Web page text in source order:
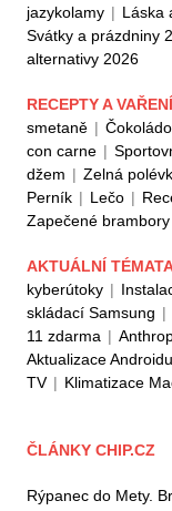
jazykolamy | Láska
Svátky a prázdniny
alternativy 2026
RECEPTY A VAŘENÍ
smetaně |
con carne |
džem | Zelná
Perník | Lečo |
Zapečené
AKTUÁLNÍ
kyberútoky |
skládací Samsung |
11 zdarma |
Aktualizace
TV | Klimatizace
ČLÁNKY CHIP.CZ
Rýpanec do Mety.